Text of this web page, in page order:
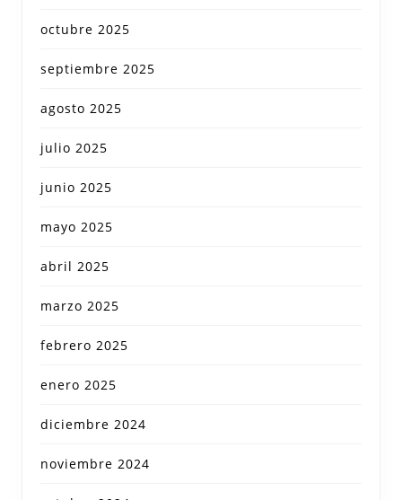
octubre 2025
septiembre 2025
agosto 2025
julio 2025
junio 2025
mayo 2025
abril 2025
marzo 2025
febrero 2025
enero 2025
diciembre 2024
noviembre 2024